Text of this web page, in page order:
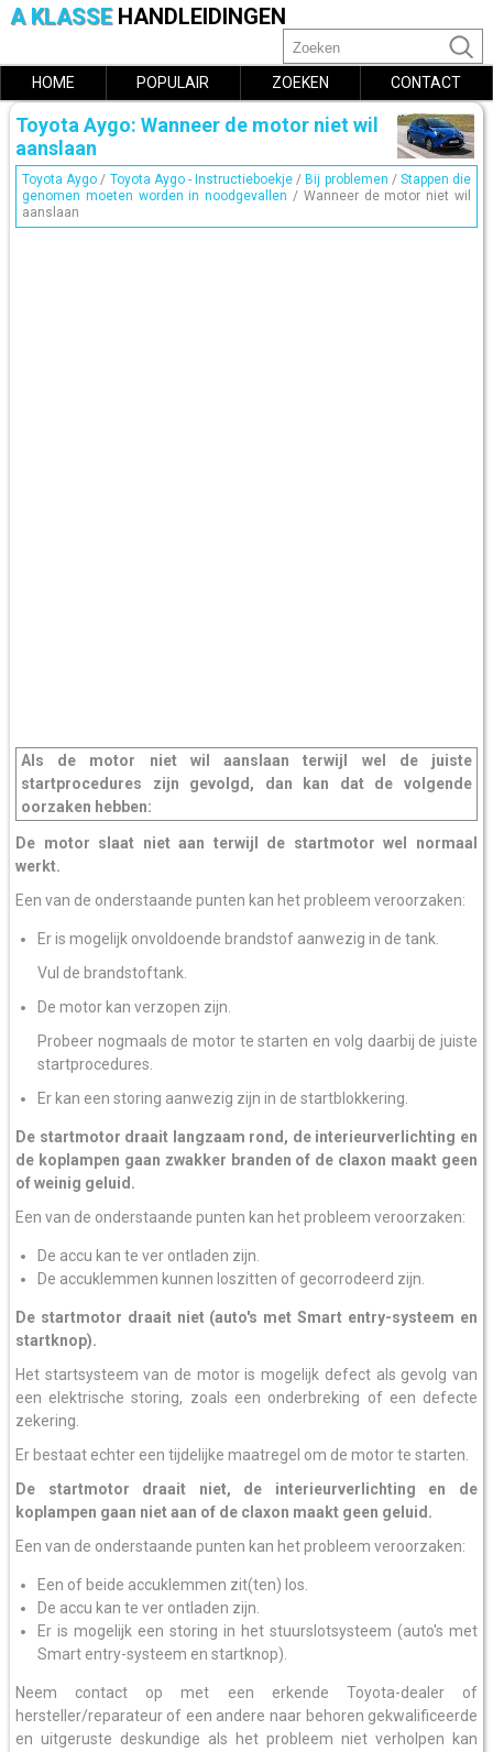
A KLASSE HANDLEIDINGEN
HOME POPULAIR ZOEKEN CONTACT
Toyota Aygo: Wanneer de motor niet wil
aanslaan
Toyota Aygo / Toyota Aygo - Instructieboekje / Bij problemen / Stappen die
genomen moeten worden in noodgevallen / Wanneer de motor niet wil
aanslaan
Als de motor niet wil aanslaan terwijl wel de juiste
startprocedures zijn gevolgd, dan kan dat de volgende
oorzaken hebben:
De motor slaat niet aan terwijl de startmotor wel normaal
werkt.
Een van de onderstaande punten kan het probleem veroorzaken:
Er is mogelijk onvoldoende brandstof aanwezig in de tank.
Vul de brandstoftank.
De motor kan verzopen zijn.
Probeer nogmaals de motor te starten en volg daarbij de juiste
startprocedures.
Er kan een storing aanwezig zijn in de startblokkering.
De startmotor draait langzaam rond, de interieurverlichting en
de koplampen gaan zwakker branden of de claxon maakt geen
of weinig geluid.
Een van de onderstaande punten kan het probleem veroorzaken:
De accu kan te ver ontladen zijn.
De accuklemmen kunnen loszitten of gecorrodeerd zijn.
De startmotor draait niet (auto's met Smart entry-systeem en
startknop).
Het startsysteem van de motor is mogelijk defect als gevolg van
een elektrische storing, zoals een onderbreking of een defecte
zekering.
Er bestaat echter een tijdelijke maatregel om de motor te starten.
De startmotor draait niet, de interieurverlichting en de
koplampen gaan niet aan of de claxon maakt geen geluid.
Een van de onderstaande punten kan het probleem veroorzaken:
Een of beide accuklemmen zit(ten) los.
De accu kan te ver ontladen zijn.
Er is mogelijk een storing in het stuurslotsysteem (auto's met
Smart entry-systeem en startknop).
Neem contact op met een erkende Toyota-dealer of
hersteller/reparateur of een andere naar behoren gekwalificeerde
en uitgeruste deskundige als het probleem niet verholpen kan